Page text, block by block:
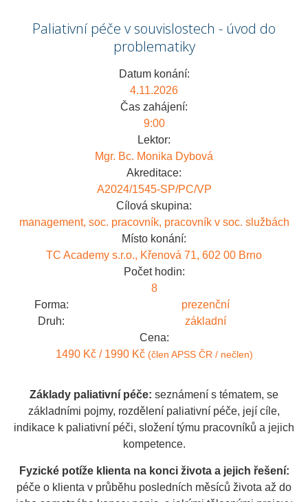
Paliativní péče v souvislostech - úvod do
problematiky
Datum konání:
4.11.2026
Čas zahájení:
9:00
Lektor:
Mgr. Bc. Monika Dybová
Akreditace:
A2024/1545-SP/PC/VP
Cílová skupina:
management, soc. pracovník, pracovník v soc. službách
Místo konání:
TC Academy s.r.o., Křenová 71, 602 00 Brno
Počet hodin:
8
Forma:
prezenční
Druh:
základní
Cena:
1490 Kč / 1990 Kč (člen APSS ČR / nečlen)
Základy paliativní péče: seznámení s tématem, se
základními pojmy, rozdělení paliativní péče, její cíle,
indikace k paliativní péči, složení týmu pracovníků a jejich
kompetence.
Fyzické potíže klienta na konci života a jejich řešení:
péče o klienta v průběhu posledních měsíců života až do